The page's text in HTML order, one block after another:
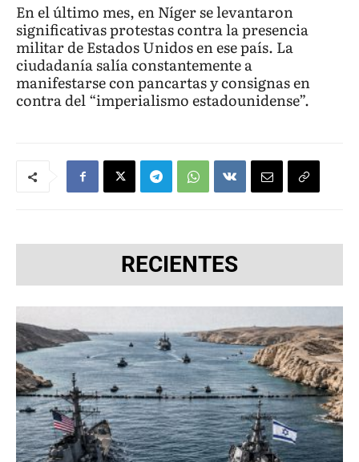
En el último mes, en Níger se levantaron
significativas protestas contra la presencia
militar de Estados Unidos en ese país. La
ciudadanía salía constantemente a
manifestarse con pancartas y consignas en
contra del “imperialismo estadounidense”.
RECIENTES